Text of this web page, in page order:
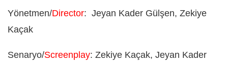
Yönetmen/Director: Jeyan Kader Gülşen, Zekiye
Kaçak
Senaryo/Screenplay: Zekiye Kaçak, Jeyan Kader